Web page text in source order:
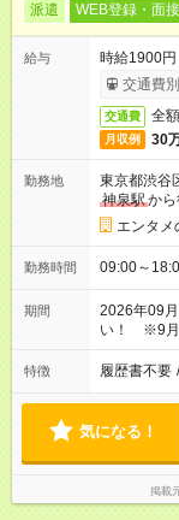
派遣 WEB登録・面
給与
時給1900
交通費
交通費 全
月収例 30
勤務地
東京都渋谷
神泉駅か
エンタメ
勤務時間 09:00～
期間
2026年09
い！ ※9月
特徴 履歴書不要 /
気になる！
掲載